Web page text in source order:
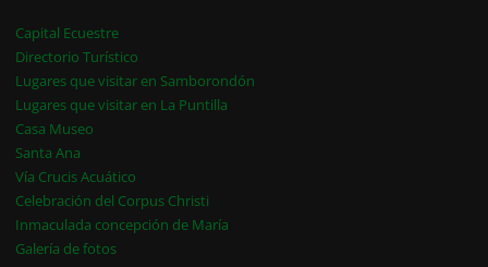
Capital Ecuestre
Directorio Turístico
Lugares que visitar en Samborondón
Lugares que visitar en La Puntilla
Casa Museo
Santa Ana
Vía Crucis Acuático
Celebración del Corpus Christi
Inmaculada concepción de María
Galería de fotos